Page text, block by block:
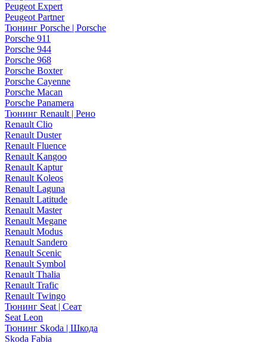
Peugeot Expert
Peugeot Partner
Тюнинг Porsche | Porsche
Porsche 911
Porsche 944
Porsche 968
Porsche Boxter
Porsche Cayenne
Porsche Macan
Porsche Panamera
Тюнинг Renault | Рено
Renault Clio
Renault Duster
Renault Fluence
Renault Kangoo
Renault Kaptur
Renault Koleos
Renault Laguna
Renault Latitude
Renault Master
Renault Megane
Renault Modus
Renault Sandero
Renault Scenic
Renault Symbol
Renault Thalia
Renault Trafic
Renault Twingo
Тюнинг Seat | Сеат
Seat Leon
Тюнинг Skoda | Шкода
Skoda Fabia